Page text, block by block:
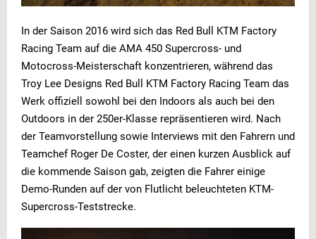
In der Saison 2016 wird sich das Red Bull KTM Factory
Racing Team auf die AMA 450 Supercross- und
Motocross-Meisterschaft konzentrieren, während das
Troy Lee Designs Red Bull KTM Factory Racing Team das
Werk offiziell sowohl bei den Indoors als auch bei den
Outdoors in der 250er-Klasse repräsentieren wird. Nach
der Teamvorstellung sowie Interviews mit den Fahrern und
Teamchef Roger De Coster, der einen kurzen Ausblick auf
die kommende Saison gab, zeigten die Fahrer einige
Demo-Runden auf der von Flutlicht beleuchteten KTM-
Supercross-Teststrecke.